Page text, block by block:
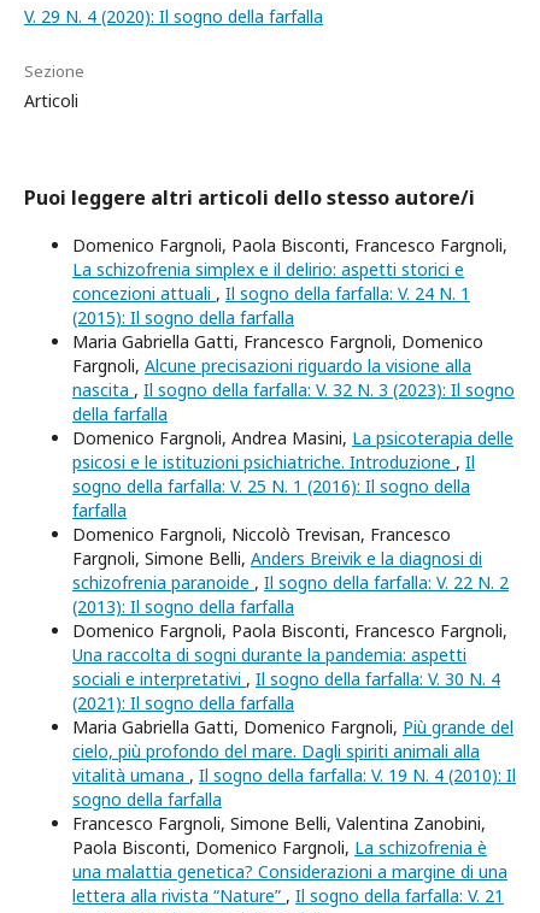
V. 29 N. 4 (2020): Il sogno della farfalla
Sezione
Articoli
Puoi leggere altri articoli dello stesso autore/i
Domenico Fargnoli, Paola Bisconti, Francesco Fargnoli,
La schizofrenia simplex e il delirio: aspetti storici e
concezioni attuali , Il sogno della farfalla: V. 24 N. 1
(2015): Il sogno della farfalla
Maria Gabriella Gatti, Francesco Fargnoli, Domenico
Fargnoli, Alcune precisazioni riguardo la visione alla
nascita , Il sogno della farfalla: V. 32 N. 3 (2023): Il sogno
della farfalla
Domenico Fargnoli, Andrea Masini, La psicoterapia delle
psicosi e le istituzioni psichiatriche. Introduzione , Il
sogno della farfalla: V. 25 N. 1 (2016): Il sogno della
farfalla
Domenico Fargnoli, Niccolò Trevisan, Francesco
Fargnoli, Simone Belli, Anders Breivik e la diagnosi di
schizofrenia paranoide , Il sogno della farfalla: V. 22 N. 2
(2013): Il sogno della farfalla
Domenico Fargnoli, Paola Bisconti, Francesco Fargnoli,
Una raccolta di sogni durante la pandemia: aspetti
sociali e interpretativi , Il sogno della farfalla: V. 30 N. 4
(2021): Il sogno della farfalla
Maria Gabriella Gatti, Domenico Fargnoli, Più grande del
cielo, più profondo del mare. Dagli spiriti animali alla
vitalità umana , Il sogno della farfalla: V. 19 N. 4 (2010): Il
sogno della farfalla
Francesco Fargnoli, Simone Belli, Valentina Zanobini,
Paola Bisconti, Domenico Fargnoli, La schizofrenia è
una malattia genetica? Considerazioni a margine di una
lettera alla rivista “Nature” , Il sogno della farfalla: V. 21